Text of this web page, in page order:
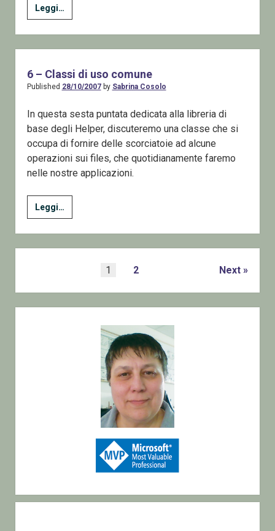
Leggi…
l’icona
con
una
dimensione
una
Risorsa
6 – Classi di uso comune
Published 28/10/2007by Sabrina Cosolo
In questa sesta puntata dedicata alla libreria di
base degli Helper, discuteremo una classe che si
occupa di fornire delle scorciatoie ad alcune
operazioni sui files, che quotidianamente faremo
nelle nostre applicazioni.
Leggi…
–
Classi
di
1 2 Next